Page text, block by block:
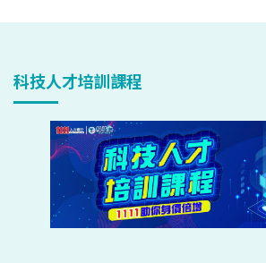
科技人才培訓課程